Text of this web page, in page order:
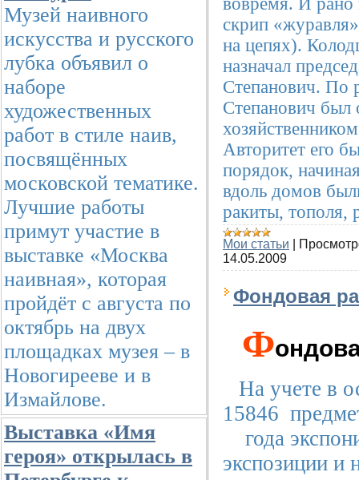
Музей наивного
искусства и русского
лубка объявил о
наборе
художественных
работ в стиле наив,
посвящённых
московской тематике.
Лучшие работы
примут участие в
выставке «Москва
наивная», которая
пройдёт с августа по
октябрь на двух
площадках музея – в
Новогирееве и в
Измайлове.
Выставка «Имя
героя» открылась в
скрип
на цепях).
назначал
Степанович. По
Степанович
Авторитет его
порядок,
вдоль домов
ракиты, тополя,
Мои статьи
14.05.2009
Фондовая
Ф
На учете в
15846
года
экспозиции и